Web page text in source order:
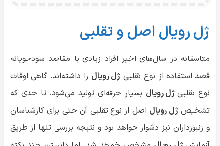
ژل رویال اصل و تقلبی
متاسفانه در سال‌های اخیر افراد زیادی با مقاصد سودجویانه
قصد استفاده از نوع تقلبی ژل رویال را داشته‌اند. گاهی اوقات
نوع تقلبیژل رویال بسیار حرفه‌ای تولید می‌شود. تا حدی که
تشخیصژل رویال اصل از نوع تقلبی آن حتی برای کارشناسان
و زنبورداران نیز دشوار خواهد بود و نتیجه بررسی تنها از طریق